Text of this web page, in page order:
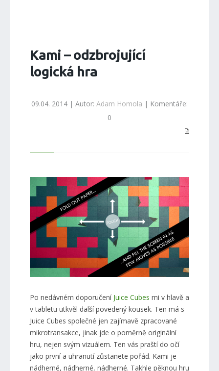
Kami – odzbrojující
logická hra
09.04. 2014 | Autor: Adam Homola | Komentáře:
0
Po nedávném doporučení Juice Cubes mi v hlavě a
v tabletu utkvěl další povedený kousek. Ten má s
Juice Cubes společné jen zajímavě zpracované
mikrotransakce, jinak jde o poměrně originální
hru, nejen svým vizuálem. Ten vás praští do očí
jako první a uhranutí zůstanete pořád. Kami je
nádherné, nádherné, nádherné. Takhle pěknou hru